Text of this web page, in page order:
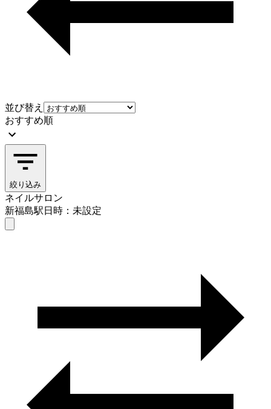
並び替え
おすすめ順
絞り込み
ネイルサロン
新福島駅日時：未設定